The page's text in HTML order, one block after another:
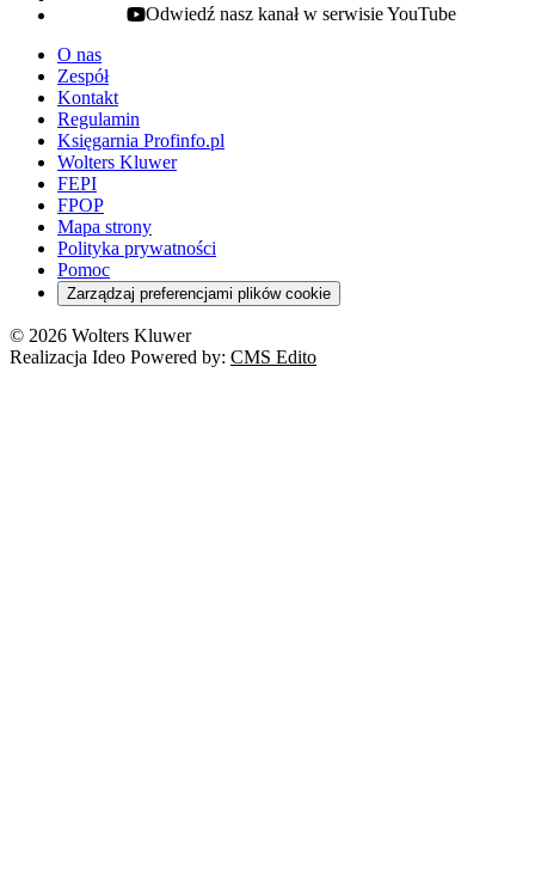
youtube - otwiera się w nowej karcie
Odwiedź nasz kanał w serwisie YouTube
O nas
Zespół
Kontakt
Regulamin
Księgarnia Profinfo.pl
Wolters Kluwer
FEPI
FPOP
Mapa strony
Polityka prywatności
Pomoc
Zarządzaj preferencjami plików cookie
© 2026 Wolters Kluwer
Realizacja Ideo Powered by: CMS Edito